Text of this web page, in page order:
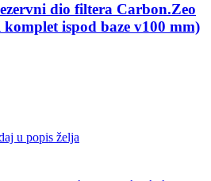
dio filtera Carbon.Zeo
ispod baze v100 mm)
u popis želja